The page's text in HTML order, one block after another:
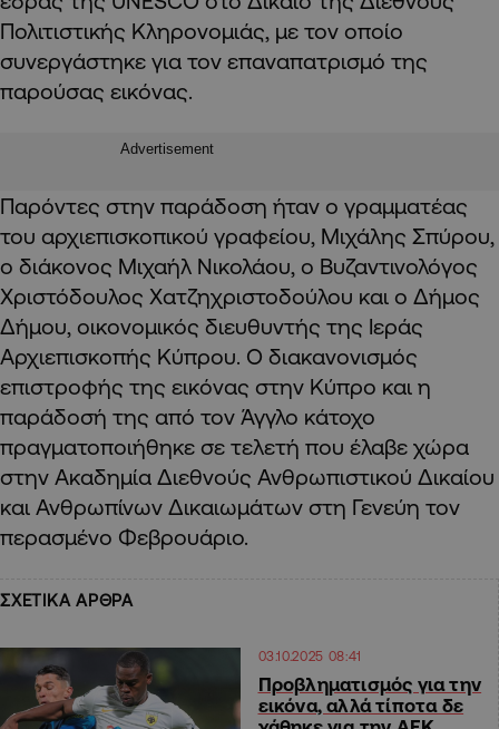
Πολιτιστικής Κληρονομιάς, με τον οποίο
συνεργάστηκε για τον επαναπατρισμό της
παρούσας εικόνας.
Advertisement
Παρόντες στην παράδοση ήταν ο γραμματέας
του αρχιεπισκοπικού γραφείου, Μιχάλης Σπύρου,
ο διάκονος Μιχαήλ Νικολάου, ο Βυζαντινολόγος
Χριστόδουλος Χατζηχριστοδούλου και ο Δήμος
Δήμου, οικονομικός διευθυντής της Ιεράς
Αρχιεπισκοπής Κύπρου. Ο διακανονισμός
επιστροφής της εικόνας στην Κύπρο και η
παράδοσή της από τον Άγγλο κάτοχο
πραγματοποιήθηκε σε τελετή που έλαβε χώρα
στην Ακαδημία Διεθνούς Ανθρωπιστικού Δικαίου
και Ανθρωπίνων Δικαιωμάτων στη Γενεύη τον
περασμένο Φεβρουάριο.
ΣΧΕΤΙΚΑ ΑΡΘΡΑ
03.10.2025 08:41
Προβληματισμός για την
εικόνα, αλλά τίποτα δε